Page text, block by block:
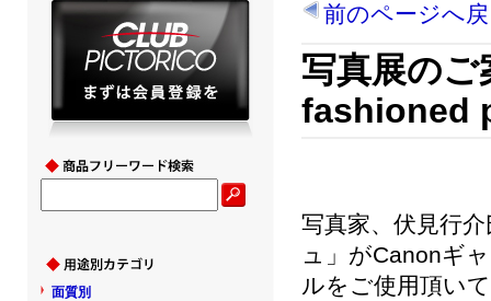
前のページへ
写真展のご
fashioned
写真家、伏見行
ュ」がCanonギ
ルをご使用頂い
面質別